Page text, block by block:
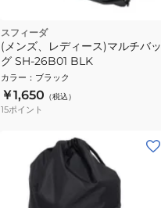
スフィーダ
(メンズ、レディース)マルチバッ
グ SH-26B01 BLK
カラー ： ブラック
￥1,650 （税込）
15ポイント